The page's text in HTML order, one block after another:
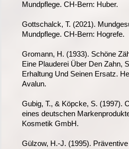
Mundpflege. CH-Bern: Huber.
Gottschalck, T. (2021).
Mundpflege. CH-Bern: Hogrefe.
Gromann, H. (1933). Schöne
Eine Plauderei Über Den Zahn,
Erhaltung Und Seinen Ersatz.
Avalun.
Gubig, T., & Köpcke, S. (1997).
eines deutschen
Kosmetik GmbH.
Gülzow, H.-J. (1995).